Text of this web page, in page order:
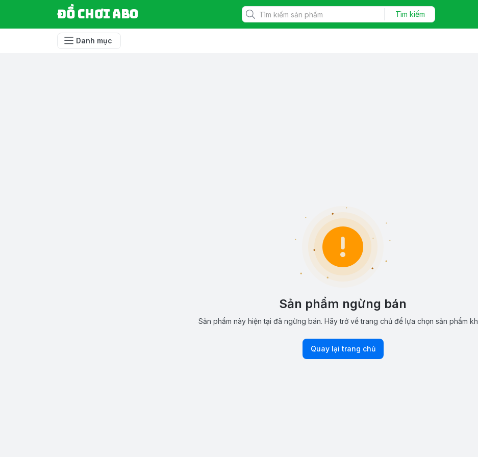
Đồ chơi ABO Tìm kiếm
Danh mục
Sản phẩm ngừng bán
Sản phẩm này hiện tại đã ngừng bán. Hãy trở về trang chủ để lựa chọn sản phẩm
Quay lại trang chủ